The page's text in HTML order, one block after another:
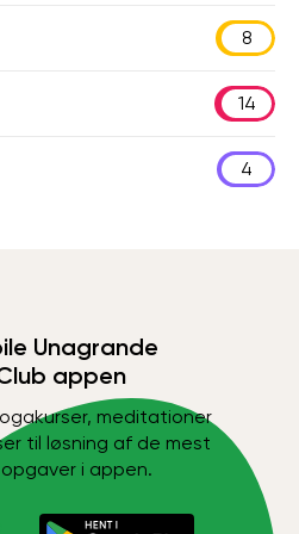
8
14
4
Unagrande
appen
meditationer
til løsning af de mest
i appen.